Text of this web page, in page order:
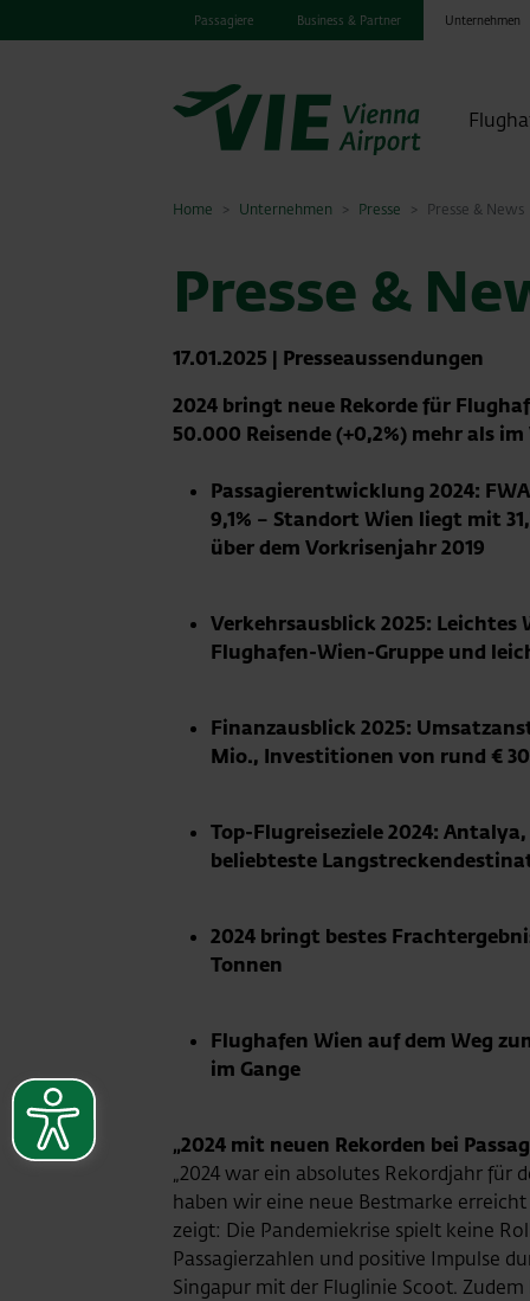
Passagiere Business & Partner Unternehmen
Home Unternehmen Presse Presse & News
Presse &
17.01.2025 | Presseaussendungen
2024 bringt neue Rekorde für
50.000 Reisende (+0,2%) mehr als
Passagierentwicklung 2024:
9,1% – Standort Wien liegt mit
über dem Vorkrisenjahr 2019
Verkehrsausblick 2025: Leichtes
Flughafen-Wien-Gruppe und
Finanzausblick 2025:
Mio., Investitionen von rund €
Top-Flugreiseziele 2024:
beliebteste
2024 bringt bestes
Tonnen
Flughafen Wien auf dem Weg
im Gange
„2024 mit neuen Rekorden bei
„2024 war ein absolutes Rekordjahr für
haben wir eine neue Bestmarke
zeigt: Die Pandemiekrise spielt keine
Passagierzahlen und positive Impulse
Singapur mit der Fluglinie Scoot.